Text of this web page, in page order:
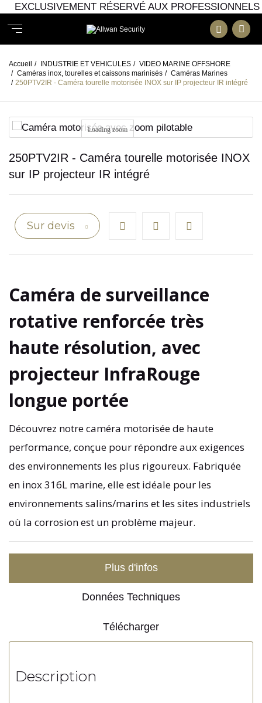
EXCLUSIVEMENT RÉSERVÉ AUX PROFESSIONNELS
Accueil / INDUSTRIE ET VEHICULES / VIDEO MARINE OFFSHORE
/ Caméras inox, tourelles et caissons marinisés / Caméras Marines
/ 250PTV2IR - Caméra tourelle motorisée INOX sur IP projecteur IR intégré
Loading zoom
250PTV2IR - Caméra tourelle motorisée INOX
sur IP projecteur IR intégré
Sur devis
Caméra de surveillance
rotative renforcée très
haute résolution, avec
projecteur InfraRouge
longue portée
Découvrez notre caméra motorisée de haute
performance, conçue pour répondre aux exigences
des environnements les plus rigoureux. Fabriquée
en inox 316L marine, elle est idéale pour les
environnements salins/marins et les sites industriels
où la corrosion est un problème majeur.
Plus d'infos
Données Techniques
Télécharger
Description